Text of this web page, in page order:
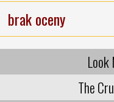
brak oceny
Look
The